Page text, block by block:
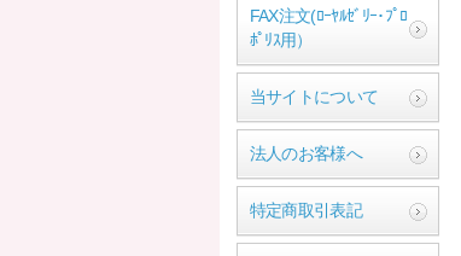
FAX注文(ﾛｰﾔﾙｾﾞﾘｰ･ﾌﾟﾛ
ﾎﾟﾘｽ用）
当サイトについて
法人のお客様へ
特定商取引表記